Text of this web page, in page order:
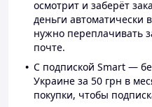
осмотрит и заберёт
деньги автоматически
нужно переплачивать
почте.
С подпиской Smart —
Украине за 50 грн в
покупки, чтобы